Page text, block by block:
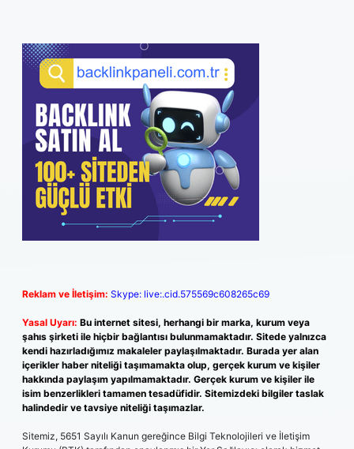
Reklam ve İletişim: Skype: live:.cid.575569c608265c69
Yasal Uyarı: Bu internet sitesi, herhangi bir marka, kurum veya
şahıs şirketi ile hiçbir bağlantısı bulunmamaktadır. Sitede yalnızca
kendi hazırladığımız makaleler paylaşılmaktadır. Burada yer alan
içerikler haber niteliği taşımamakta olup, gerçek kurum ve kişiler
hakkında paylaşım yapılmamaktadır. Gerçek kurum ve kişiler ile
isim benzerlikleri tamamen tesadüfidir. Sitemizdeki bilgiler taslak
halindedir ve tavsiye niteliği taşımazlar.
Sitemiz, 5651 Sayılı Kanun gereğince Bilgi Teknolojileri ve İletişim